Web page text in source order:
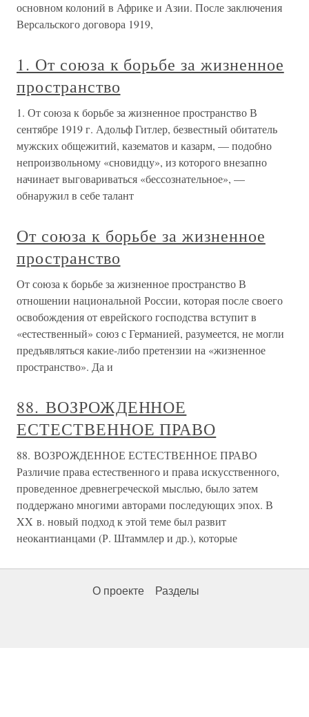
основном колоний в Африке и Азии. После заключения
Версальского договора 1919,
1. От союза к борьбе за жизненное
пространство
1. От союза к борьбе за жизненное пространство В
сентябре 1919 г. Адольф Гитлер, безвестный обитатель
мужских общежитий, казематов и казарм, — подобно
непроизвольному «сновидцу», из которого внезапно
начинает выговариваться «бессознательное», —
обнаружил в себе талант
От союза к борьбе за жизненное
пространство
От союза к борьбе за жизненное пространство В
отношении национальной России, которая после своего
освобождения от еврейского господства вступит в
«естественный» союз с Германией, разумеется, не могли
предъявляться какие-либо претензии на «жизненное
пространство». Да и
88. ВОЗРОЖДЕННОЕ
ЕСТЕСТВЕННОЕ ПРАВО
88. ВОЗРОЖДЕННОЕ ЕСТЕСТВЕННОЕ ПРАВО
Различие права естественного и права искусственного,
проведенное древнегреческой мыслью, было затем
поддержано многими авторами последующих эпох. В
XX в. новый подход к этой теме был развит
неокантианцами (Р. Штаммлер и др.), которые
О проекте Разделы